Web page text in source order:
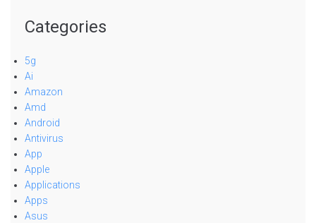
Categories
5g
Ai
Amazon
Amd
Android
Antivirus
App
Apple
Applications
Apps
Asus